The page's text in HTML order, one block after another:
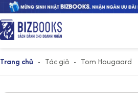
Trang chủ - Tác giả - Tom Hougaard